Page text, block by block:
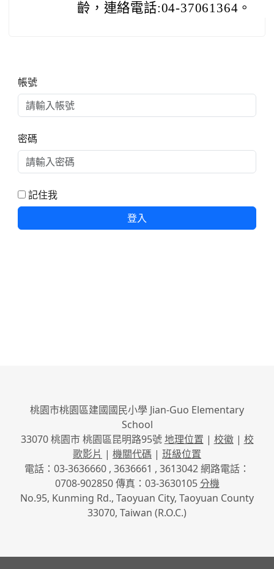
齡，連絡電話:04-37061364。
帳號
密碼
記住我
登入
桃園市桃園區建國國民小學 Jian-Guo Elementary
School
33070 桃園市 桃園區昆明路95號地理位置 | 校徽| 校
歌影片 | 機關代碼 | 班級位置
電話：03-3636660 , 3636661 , 3613042 網路電話：
0708-902850 傳真：03-3630105分機
No.95, Kunming Rd., Taoyuan City, Taoyuan County
33070, Taiwan (R.O.C.)